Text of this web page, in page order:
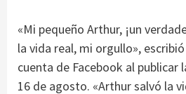
«Mi pequeño Arthur, ¡un
la vida real, mi orgullo»,
cuenta de Facebook al
16 de agosto. «Arthur salvó la